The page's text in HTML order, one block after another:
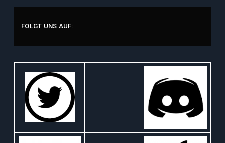
FOLGT UNS AUF: